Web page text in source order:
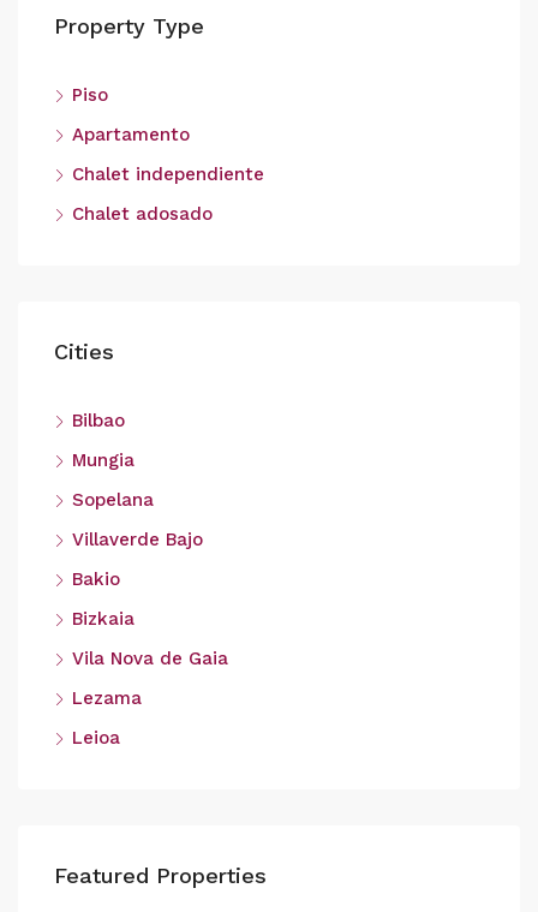
Property Type
Piso
Apartamento
Chalet independiente
Chalet adosado
Cities
Bilbao
Mungia
Sopelana
Villaverde Bajo
Bakio
Bizkaia
Vila Nova de Gaia
Lezama
Leioa
Featured Properties